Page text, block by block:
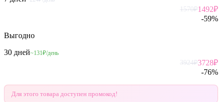
1570₽1492₽
-59%
Выгодно
30 дней~131₽/день
3924₽3728₽
-76%
Для этого товара доступен промокод!